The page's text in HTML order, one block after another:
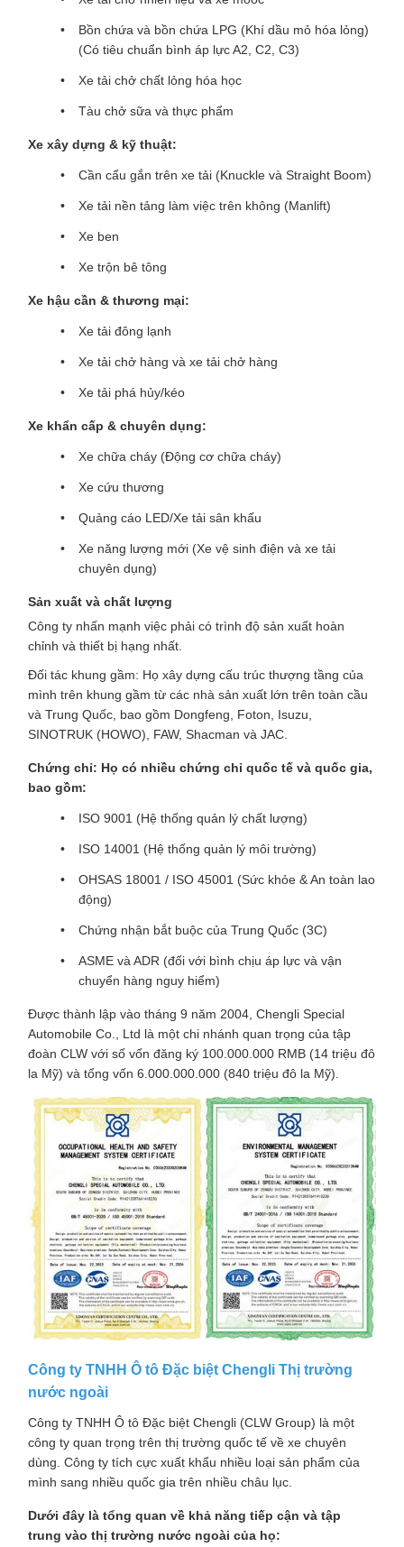
Bồn chứa và bồn chứa LPG (Khí dầu mỏ hóa lỏng)
(Có tiêu chuẩn bình áp lực A2, C2, C3)
Xe tải chở chất lỏng hóa học
Tàu chở sữa và thực phẩm
Xe xây dựng & kỹ thuật:
Cần cẩu gắn trên xe tải (Knuckle và Straight Boom)
Xe tải nền tảng làm việc trên không (Manlift)
Xe ben
Xe trộn bê tông
Xe hậu cần & thương mại:
Xe tải đông lạnh
Xe tải chở hàng và xe tải chở hàng
Xe tải phá hủy/kéo
Xe khẩn cấp & chuyên dụng:
Xe chữa cháy (Động cơ chữa cháy)
Xe cứu thương
Quảng cáo LED/Xe tải sân khấu
Xe năng lượng mới (Xe vệ sinh điện và xe tải
chuyên dụng)
Sản xuất và chất lượng
Công ty nhấn mạnh việc phải có trình độ sản xuất hoàn
chỉnh và thiết bị hạng nhất.
Đối tác khung gầm: Họ xây dựng cấu trúc thượng tầng của
mình trên khung gầm từ các nhà sản xuất lớn trên toàn cầu
và Trung Quốc, bao gồm Dongfeng, Foton, Isuzu,
SINOTRUK (HOWO), FAW, Shacman và JAC.
Chứng chỉ: Họ có nhiều chứng chỉ quốc tế và quốc gia,
bao gồm:
ISO 9001 (Hệ thống quản lý chất lượng)
ISO 14001 (Hệ thống quản lý môi trường)
OHSAS 18001 / ISO 45001 (Sức khỏe & An toàn lao
động)
Chứng nhận bắt buộc của Trung Quốc (3C)
ASME và ADR (đối với bình chịu áp lực và vận
chuyển hàng nguy hiểm)
Được thành lập vào tháng 9 năm 2004, Chengli Special
Automobile Co., Ltd là một chi nhánh quan trọng của tập
đoàn CLW với số vốn đăng ký 100.000.000 RMB (14 triệu đô
la Mỹ) và tổng vốn 6.000.000.000 (840 triệu đô la Mỹ).
Công ty TNHH Ô tô Đặc biệt Chengli Thị trường
nước ngoài
Công ty TNHH Ô tô Đặc biệt Chengli (CLW Group) là một
công ty quan trọng trên thị trường quốc tế về xe chuyên
dùng. Công ty tích cực xuất khẩu nhiều loại sản phẩm của
mình sang nhiều quốc gia trên nhiều châu lục.
Dưới đây là tổng quan về khả năng tiếp cận và tập
trung vào thị trường nước ngoài của họ: